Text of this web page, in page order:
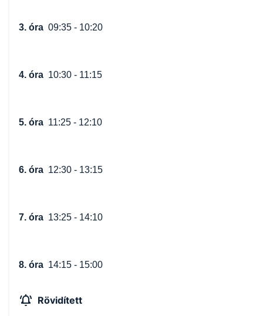
3. óra 09:35 - 10:20
4. óra 10:30 - 11:15
5. óra 11:25 - 12:10
6. óra 12:30 - 13:15
7. óra 13:25 - 14:10
8. óra 14:15 - 15:00
Rövidített